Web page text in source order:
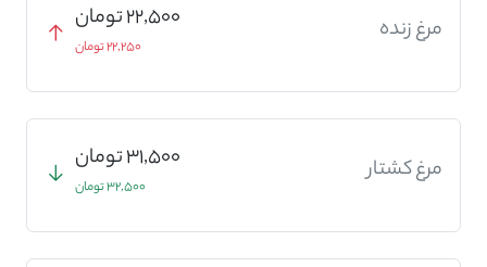
مرغ زنده 22,500 تومان
22,250 تومان
مرغ کشتار 31,500 تومان
32,500 تومان